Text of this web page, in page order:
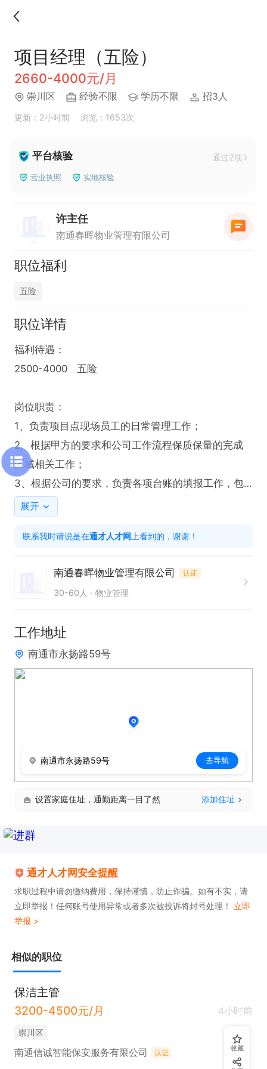
项目经理（五险）
2660-4000元/月
崇川区 经验不限 学历不限 招3人
更新：2小时前 浏览：1653次
平台核验 通过2项
营业执照 实地核验
许主任
南通春晖物业管理有限公司
职位福利
五险
职位详情
福利待遇：
2500-4000   五险
岗位职责：
1、负责项目点现场员工的日常管理工作；
2、根据甲方的要求和公司工作流程保质保量的完成
区域相关工作；
3、根据公司的要求，负责各项台账的填报工作，包
括员工的考勤、用工合同、培训记录、巡检表等；
目正常运行；定期组织人员进行培训，提升员工技术
5、较强的服务意识，妥善处理各种突发事件；
电话。联系时请说在【通才人才网】上看到的！
展开
联系我时请说是在通才人才网 上看到的，谢谢！
南通春晖物业管理有限公司 认证
30-60人 物业管理
工作地址
南通市永扬路59号
南通市永扬路59号 去导航
设置家庭住址，通勤距离一目了然 添加住址
通才人才网安全提醒
求职过程中请勿缴纳费用，保持谨慎，防止诈骗。如有不实，请
立即举报！任何账号使用异常或者多次被投诉将封号处理！ 立即
举报 >
相似的职位
保洁主管
3200-4500元/月
4小时前
崇川区
南通信诚智能保安服务有限公司 认证 收藏